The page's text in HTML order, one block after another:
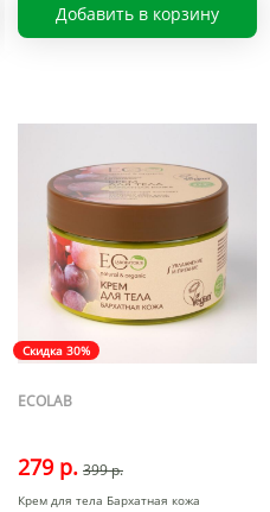
Добавить в корзину
Скидка 30%
ECOLAB
279 р. 399 р.
Крем для тела Бархатная кожа